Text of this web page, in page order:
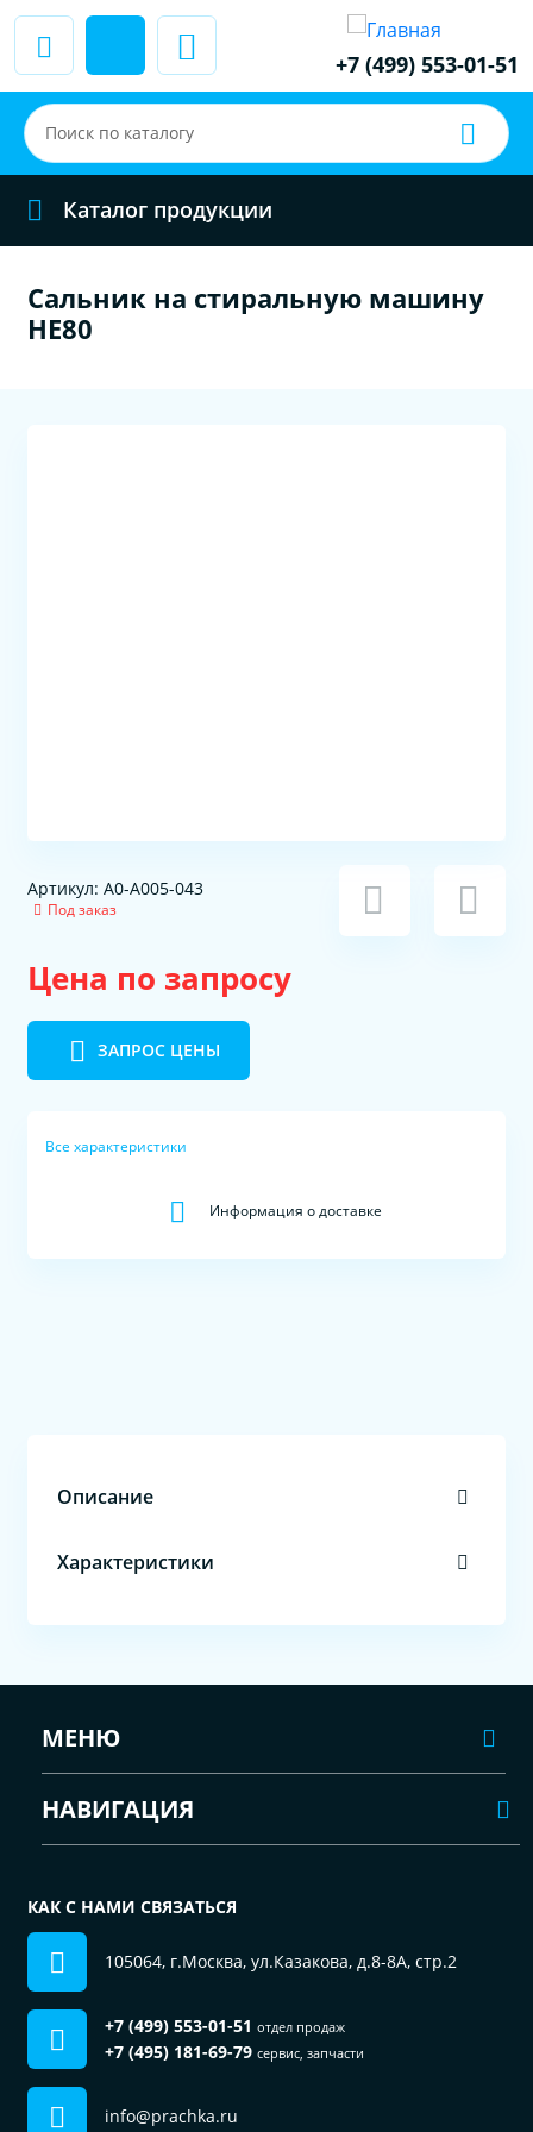
+7 (499) 553-01-51
Каталог продукции
Сальник на стиральную машину
HE80
Артикул: A0-A005-043
Под заказ
Цена по запросу
ЗАПРОС ЦЕНЫ
Все характеристики
Информация о доставке
Описание
Характеристики
МЕНЮ
НАВИГАЦИЯ
КАК С НАМИ СВЯЗАТЬСЯ
105064, г.Москва, ул.Казакова, д.8-8А, стр.2
+7 (499) 553-01-51 отдел продаж
+7 (495) 181-69-79 сервис, запчасти
info@prachka.ru